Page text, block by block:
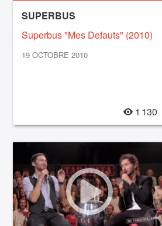
SUPERBUS
Superbus "Mes Defauts" (2010)
19 OCTOBRE 2010
1 130